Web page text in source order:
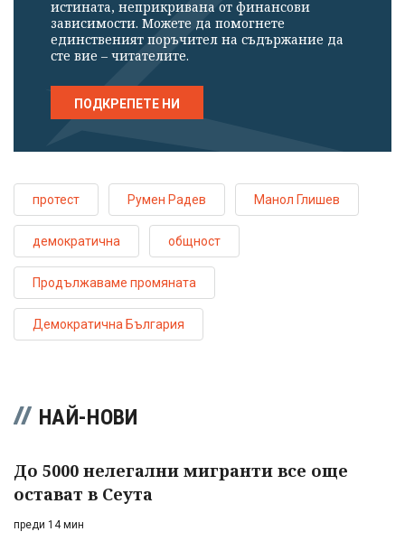
истината, неприкривана от финансови
зависимости. Можете да помогнете
единственият поръчител на съдържание да
сте вие – читателите.
ПОДКРЕПЕТЕ НИ
протест Румен Радев Манол Глишев
демократична общност
Продължаваме промяната
Демократична България
НАЙ-НОВИ
До 5000 нелегални мигранти все още
остават в Сеута
преди 14 мин